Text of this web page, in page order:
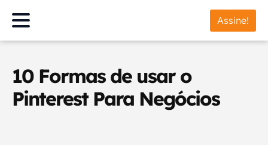
Assine!
10 Formas de usar o
Pinterest Para Negócios